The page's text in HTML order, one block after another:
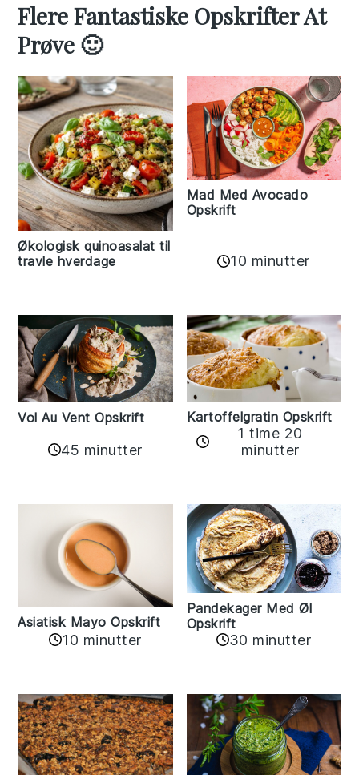
Flere Fantastiske Opskrifter At
Prøve 🙂
Økologisk quinoasalat til
travle hverdage
Mad Med Avocado
Opskrift
10 minutter
Vol Au Vent Opskrift
45 minutter
Kartoffelgratin Opskrift
1 time 20
minutter
Asiatisk Mayo Opskrift
10 minutter
Pandekager Med Øl
Opskrift
30 minutter